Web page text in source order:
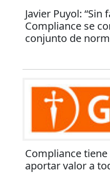
Javier Puyol:
Compliance se
conjunto de
Compliance
aportar valor a